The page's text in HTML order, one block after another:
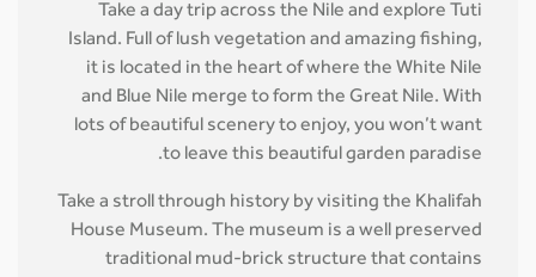
Take a day trip across the Nile and explore Tuti
Island. Full of lush vegetation and amazing fishing,
it is located in the heart of where the White Nile
and Blue Nile merge to form the Great Nile. With
lots of beautiful scenery to enjoy, you won’t want
to leave this beautiful garden paradise.
Take a stroll through history by visiting the Khalifah
House Museum. The museum is a well preserved
traditional mud-brick structure that contains